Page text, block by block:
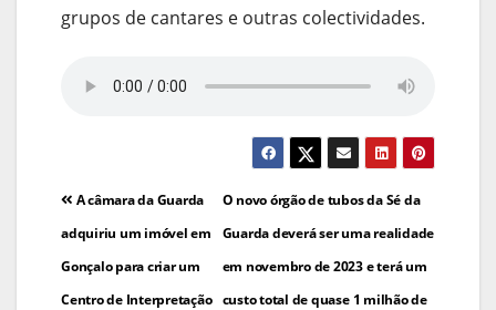
grupos de cantares e outras colectividades.
Navegação
de
artigos
O novo órgão de tubos da Sé da
Guarda deverá ser uma realidade
em novembro de 2023 e terá um
custo total de quase 1 milhão de
A câmara da Guarda
adquiriu um imóvel em
Gonçalo para criar um
Centro de Interpretação